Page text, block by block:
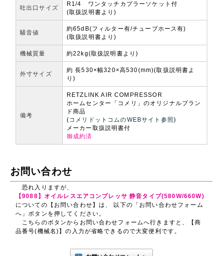
吐出口サイズ
R1/4 ワンタッチカプラーソケット付
(取扱説明書より)
騒音値
約65dB(フィルター有/チューブホース有)
(取扱説明書より)
機械質量 約22kg(取扱説明書より)
外寸サイズ
約 長530×幅320×高530(mm)(取扱説明書よ
り)
備考
RETZLINK AIR COMPRESSOR
ホームセンター「コメリ」のオリジナルブラン
ド商品
( コメリドットコムのWEBサイト参照)
メーカー取扱説明書付
御成約済
お問い合わせ
恐れ入りますが、
【9088】オイルレスエアコンプレッサ 静音タイプ(580W/660W)
についての【お問い合わせ】は、 以下の「お問い合わせフォーム
へ」ボタンを押してください。
こちらのボタンからお問い合わせフォームへ行きますと、【商
品番号(機械名)】の入力が省略できるので大変便利です。